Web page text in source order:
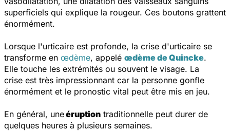
superficiels qui explique la rougeur. Ces boutons grattent
énormément.
Lorsque l'urticaire est profonde, la crise d'urticaire se
transforme en œdème, appelé œdème de Quincke.
Elle touche les extrémités ou souvent le visage. La
crise est très impressionnant car la personne gonfle
énormément et le pronostic vital peut être mis en jeu.
En général, uneéruption traditionnelle peut durer de
quelques heures à plusieurs semaines.